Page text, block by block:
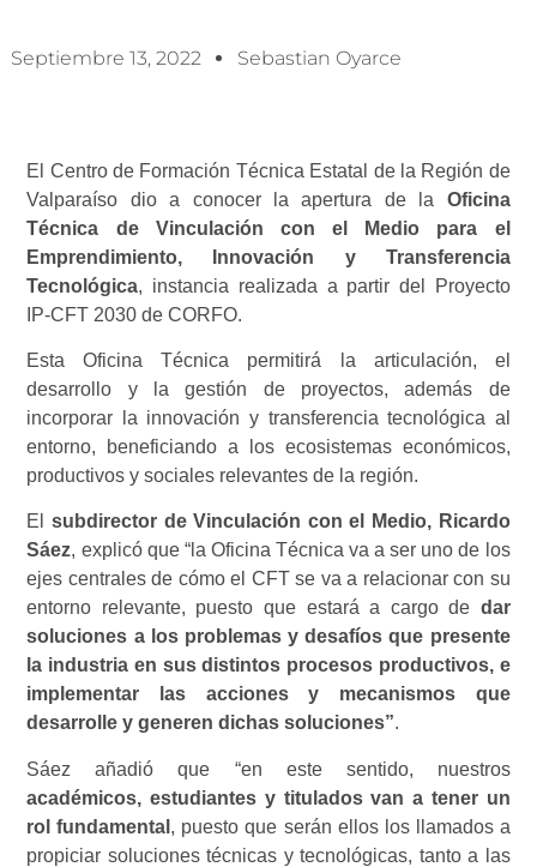
Septiembre 13, 2022 Sebastian Oyarce
El Centro de Formación Técnica Estatal de la Región de
Valparaíso dio a conocer la apertura de la Oficina
Técnica de Vinculación con el Medio para el
Emprendimiento, Innovación y Transferencia
Tecnológica, instancia realizada a partir del Proyecto
IP-CFT 2030 de CORFO.
Esta Oficina Técnica permitirá la articulación, el
desarrollo y la gestión de proyectos, además de
incorporar la innovación y transferencia tecnológica al
entorno, beneficiando a los ecosistemas económicos,
productivos y sociales relevantes de la región.
El
subdirector de Vinculación con el Medio, Ricardo
Sáez, explicó que “la Oficina Técnica va a ser uno de los
ejes centrales de cómo el CFT se va a relacionar con su
entorno relevante, puesto que estará a cargo de dar
soluciones a los problemas y desafíos que presente
la industria en sus distintos procesos productivos, e
implementar las acciones y mecanismos que
desarrolle y generen dichas soluciones”.
Sáez añadió que “en este sentido, nuestros
académicos, estudiantes y titulados van a tener un
rol fundamental , puesto que serán ellos los llamados a
propiciar soluciones técnicas y tecnológicas, tanto a las